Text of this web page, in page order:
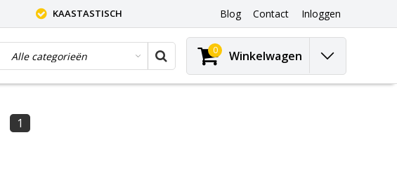
KAASTASTISCH Blog Contact Inloggen
0 Winkelwagen
1